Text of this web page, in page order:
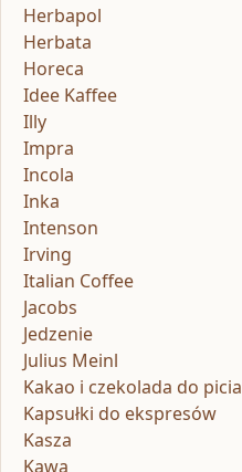
Herbapol
Herbata
Horeca
Idee Kaffee
Illy
Impra
Incola
Inka
Intenson
Irving
Italian Coffee
Jacobs
Jedzenie
Julius Meinl
Kakao i czekolada do picia
Kapsułki do ekspresów
Kasza
Kawa